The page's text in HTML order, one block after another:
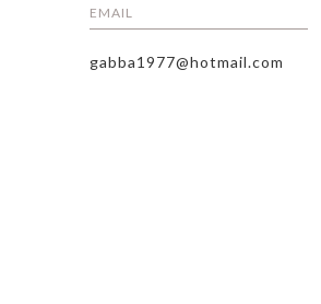
EMAIL
gabba1977@hotmail.com